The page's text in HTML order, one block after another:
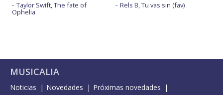
Taylor Swift, The fate of
Ophelia
Rels B, Tu vas sin (fav)
MUSICALIA
Noticias Novedades
Próximas novedades